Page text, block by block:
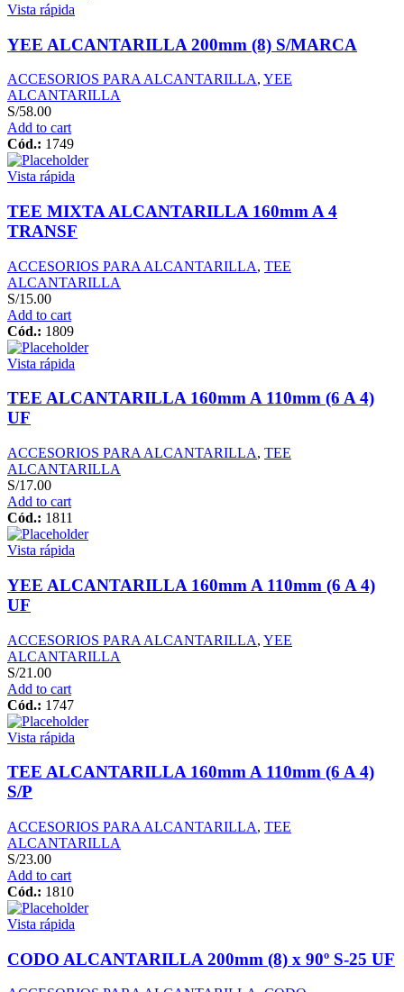
Vista rápida
YEE ALCANTARILLA 200mm (8) S/MARCA
ACCESORIOS PARA ALCANTARILLA, YEE
ALCANTARILLA
S/58.00
Add to cart
Cód.: 1749
Vista rápida
TEE MIXTA ALCANTARILLA 160mm A 4
TRANSF
ACCESORIOS PARA ALCANTARILLA, TEE
ALCANTARILLA
S/15.00
Add to cart
Cód.: 1809
Vista rápida
TEE ALCANTARILLA 160mm A 110mm (6 A 4)
UF
ACCESORIOS PARA ALCANTARILLA, TEE
ALCANTARILLA
S/17.00
Add to cart
Cód.: 1811
Vista rápida
YEE ALCANTARILLA 160mm A 110mm (6 A 4)
UF
ACCESORIOS PARA ALCANTARILLA, YEE
ALCANTARILLA
S/21.00
Add to cart
Cód.: 1747
Vista rápida
TEE ALCANTARILLA 160mm A 110mm (6 A 4)
S/P
ACCESORIOS PARA ALCANTARILLA, TEE
ALCANTARILLA
S/23.00
Add to cart
Cód.: 1810
Vista rápida
CODO ALCANTARILLA 200mm (8) x 90º S-25 UF